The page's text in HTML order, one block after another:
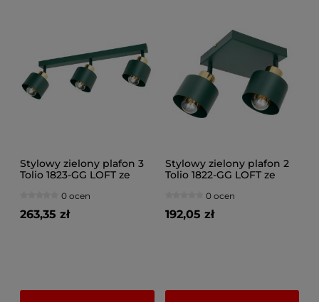
Stylowy zielony plafon 3
Tolio 1823-GG LOFT ze
0 ocen
263,35 zł
Stylowy zielony plafon 2
Tolio 1822-GG LOFT ze
0 ocen
192,05 zł